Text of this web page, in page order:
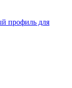
профиль для